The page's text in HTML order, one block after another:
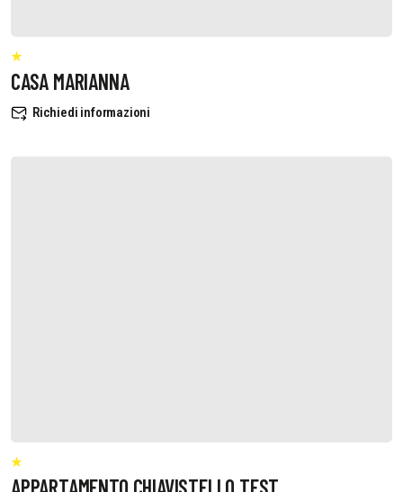
CASA MARIANNA
Richiedi informazioni
APPARTAMENTO CHIAVISTELLO TEST